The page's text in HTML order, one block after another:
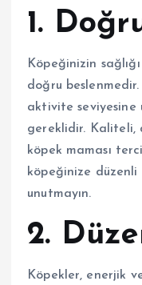
1.
Köpeğinizin
doğru beslenmedir.
aktivite seviyesine
gereklidir. Kaliteli,
köpek maması
köpeğinize
unutmayın.
2.
Köpekler, enerjik